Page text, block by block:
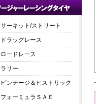
サーキット/ストリート
ドラッグレース
ロードレース
ラリー
ビンテージ＆ヒストリック
フォーミュラＳＡＥ